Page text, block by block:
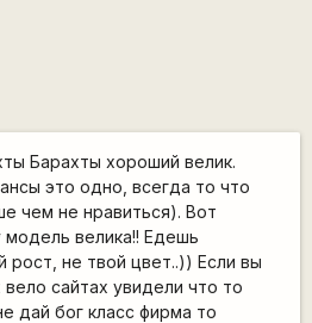
Барахты хороший велик.
это одно, всегда то что
чем не нравиться). Вот
велика!! Едешь
рост, не твой цвет..)) Если вы
сайтах увидели что то
дай бог класс фирма то